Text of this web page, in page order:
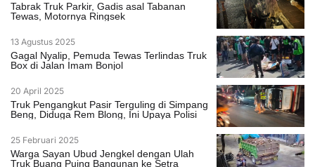
Tabrak Truk Parkir, Gadis asal Tabanan
Tewas, Motornya Ringsek
13 Agustus 2025
Gagal Nyalip, Pemuda Tewas Terlindas Truk
Box di Jalan Imam Bonjol
20 April 2025
Truk Pengangkut Pasir Terguling di Simpang
Beng, Diduga Rem Blong, Ini Upaya Polisi
25 Februari 2025
Warga Sayan Ubud Jengkel dengan Ulah
Truk Buang Puing Bangunan ke Setra